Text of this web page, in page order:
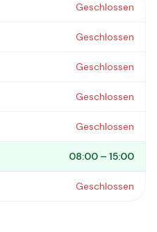
Geschlossen
Geschlossen
Geschlossen
Geschlossen
Geschlossen
08:00 – 15:00
Geschlossen